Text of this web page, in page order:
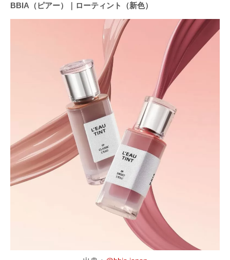
BBIA（ピアー）｜ローティント（新色）